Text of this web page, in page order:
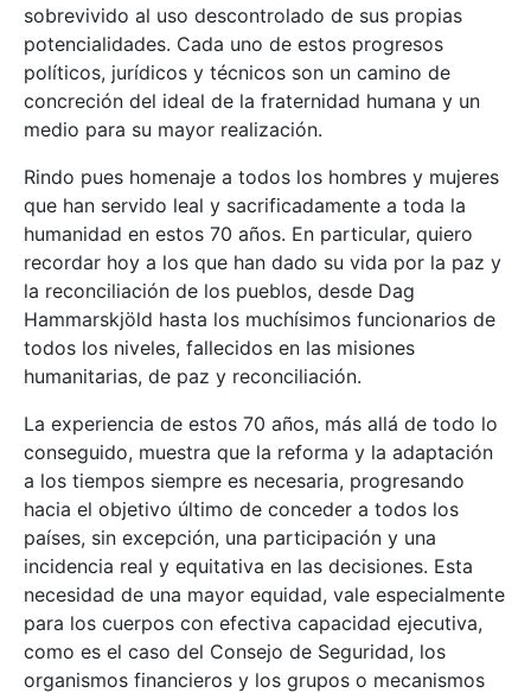
sobrevivido al uso descontrolado de sus propias
potencialidades. Cada uno de estos progresos
políticos, jurídicos y técnicos son un camino de
concreción del ideal de la fraternidad humana y un
medio para su mayor realización.
Rindo pues homenaje a todos los hombres y mujeres
que han servido leal y sacrificadamente a toda la
humanidad en estos 70 años. En particular, quiero
recordar hoy a los que han dado su vida por la paz y
la reconciliación de los pueblos, desde Dag
Hammarskjöld hasta los muchísimos funcionarios de
todos los niveles, fallecidos en las misiones
humanitarias, de paz y reconciliación.
La experiencia de estos 70 años, más allá de todo lo
conseguido, muestra que la reforma y la adaptación
a los tiempos siempre es necesaria, progresando
hacia el objetivo último de conceder a todos los
países, sin excepción, una participación y una
incidencia real y equitativa en las decisiones. Esta
necesidad de una mayor equidad, vale especialmente
para los cuerpos con efectiva capacidad ejecutiva,
como es el caso del Consejo de Seguridad, los
organismos financieros y los grupos o mecanismos